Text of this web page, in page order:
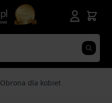
Obrona dla kobiet